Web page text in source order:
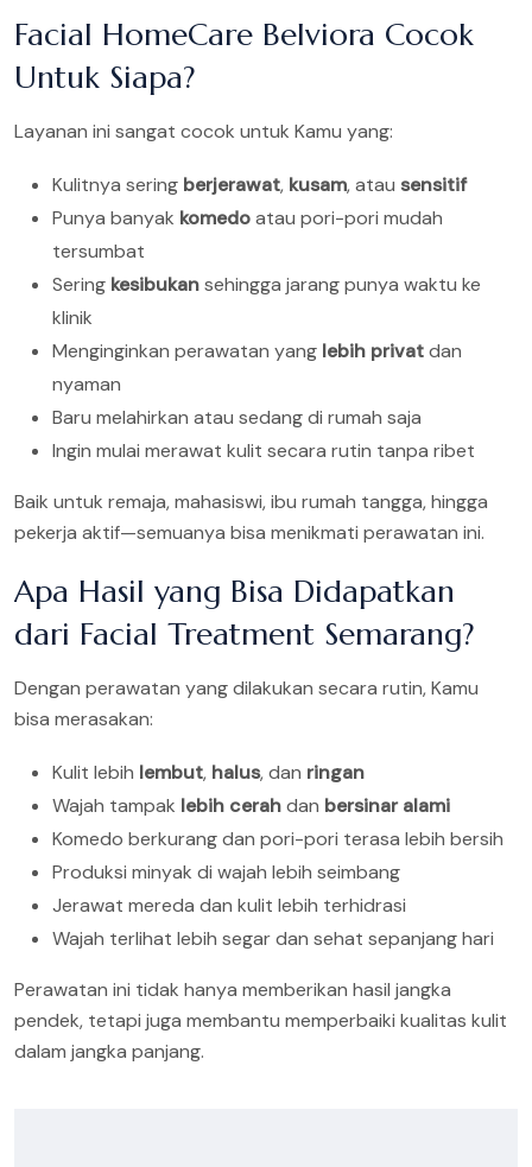
Facial HomeCare Belviora Cocok
Untuk Siapa?
Layanan ini sangat cocok untuk Kamu yang:
Kulitnya sering berjerawat, kusam, atau sensitif
Punya banyak komedoatau pori-pori mudah
tersumbat
Sering kesibukansehingga jarang punya waktu ke
klinik
Menginginkan perawatan yang lebih privatdan
nyaman
Baru melahirkan atau sedang di rumah saja
Ingin mulai merawat kulit secara rutin tanpa ribet
Baik untuk remaja, mahasiswi, ibu rumah tangga, hingga
pekerja aktif—semuanya bisa menikmati perawatan ini.
Apa Hasil yang Bisa Didapatkan
dari Facial Treatment Semarang?
Dengan perawatan yang dilakukan secara rutin, Kamu
bisa merasakan:
Kulit lebih lembut, halus, dan ringan
Wajah tampak lebih cerahdan bersinar alami
Komedo berkurang dan pori-pori terasa lebih bersih
Produksi minyak di wajah lebih seimbang
Jerawat mereda dan kulit lebih terhidrasi
Wajah terlihat lebih segar dan sehat sepanjang hari
Perawatan ini tidak hanya memberikan hasil jangka
pendek, tetapi juga membantu memperbaiki kualitas kulit
dalam jangka panjang.